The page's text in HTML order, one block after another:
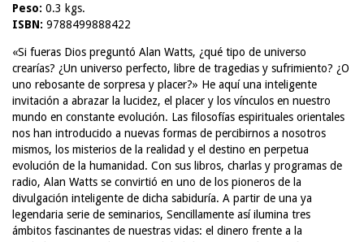
Peso: 0.3 kgs.
ISBN: 9788499888422
«Si fueras Dios preguntó Alan Watts, ¿qué tipo de universo
crearías? ¿Un universo perfecto, libre de tragedias y sufrimiento? ¿O
uno rebosante de sorpresa y placer?» He aquí una inteligente
invitación a abrazar la lucidez, el placer y los vínculos en nuestro
mundo en constante evolución. Las filosofías espirituales orientales
nos han introducido a nuevas formas de percibirnos a nosotros
mismos, los misterios de la realidad y el destino en perpetua
evolución de la humanidad. Con sus libros, charlas y programas de
radio, Alan Watts se convirtió en uno de los pioneros de la
divulgación inteligente de dicha sabiduría. A partir de una ya
legendaria serie de seminarios, Sencillamente así ilumina tres
ámbitos fascinantes de nuestras vidas: el dinero frente a la